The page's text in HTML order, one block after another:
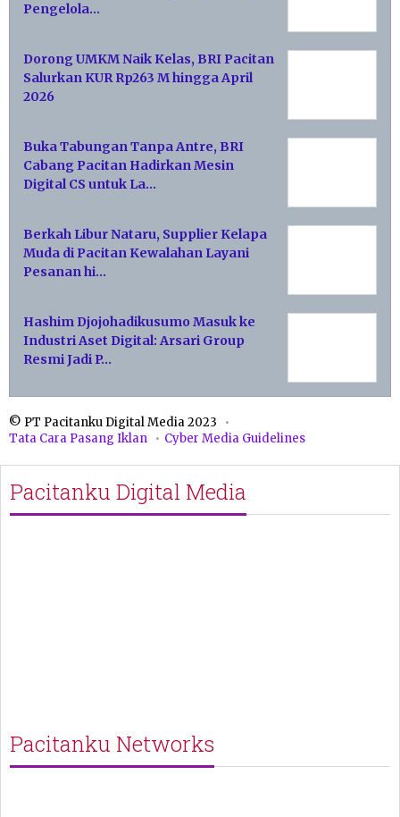
Pengelola…
Dorong UMKM Naik Kelas, BRI Pacitan
Salurkan KUR Rp263 M hingga April
2026
Buka Tabungan Tanpa Antre, BRI
Cabang Pacitan Hadirkan Mesin
Digital CS untuk La…
Berkah Libur Nataru, Supplier Kelapa
Muda di Pacitan Kewalahan Layani
Pesanan hi…
Hashim Djojohadikusumo Masuk ke
Industri Aset Digital: Arsari Group
Resmi Jadi P…
© PT Pacitanku Digital Media 2023
Tata Cara Pasang Iklan
Cyber Media Guidelines
Pacitanku Digital Media
Pacitanku Networks